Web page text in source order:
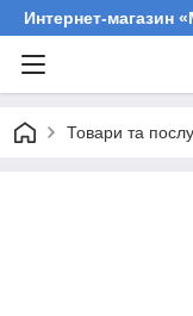
Интернет-магазин
Товари та